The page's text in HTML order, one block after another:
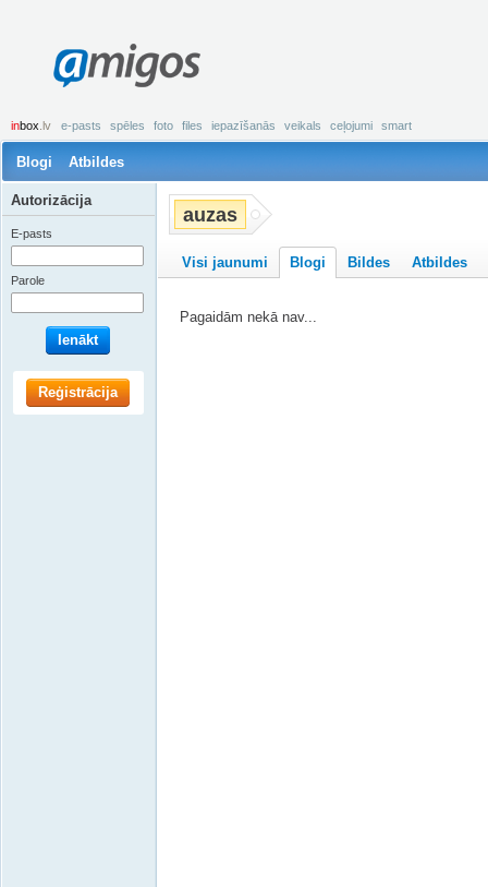
amigos
inbox .lv e-pasts spēles foto files iepazīšanās veikals ceļojumi smart
Blogi Atbildes
auzas
Visi jaunumi Blogi Bildes Atbildes
Pagaidām nekā nav...
Autorizācija
E-pasts
Parole
Ienākt
Reģistrācija